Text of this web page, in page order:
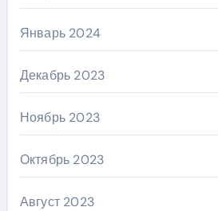
Январь 2024
Декабрь 2023
Ноябрь 2023
Октябрь 2023
Август 2023